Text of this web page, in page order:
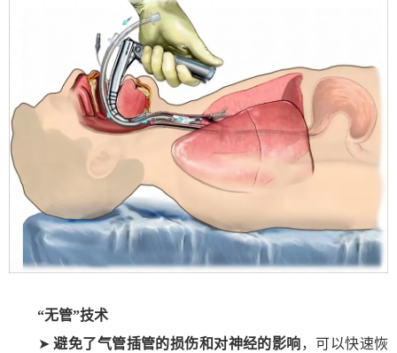
“无管”技术
➤避免了气管插管的损伤和对神经的影响，可以快速恢